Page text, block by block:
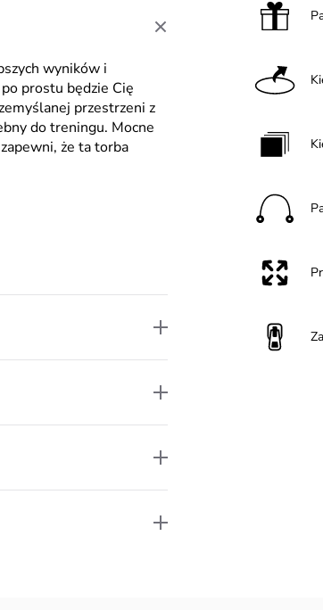
wyników i
prostu będzie Cię
przestrzeni z
do treningu. Mocne
że ta torba